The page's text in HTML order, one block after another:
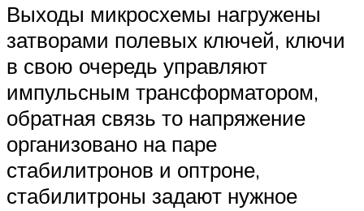
Выходы микросхемы нагружены
затворами полевых ключей, ключи
в свою очередь управляют
импульсным трансформатором,
обратная связь то напряжение
организовано на паре
стабилитронов и оптроне,
стабилитроны задают нужное